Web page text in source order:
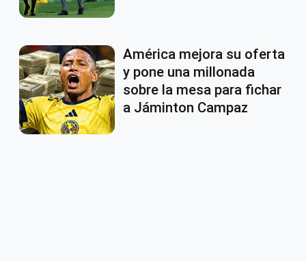
América mejora su oferta
y pone una millonada
sobre la mesa para fichar
a Jáminton Campaz